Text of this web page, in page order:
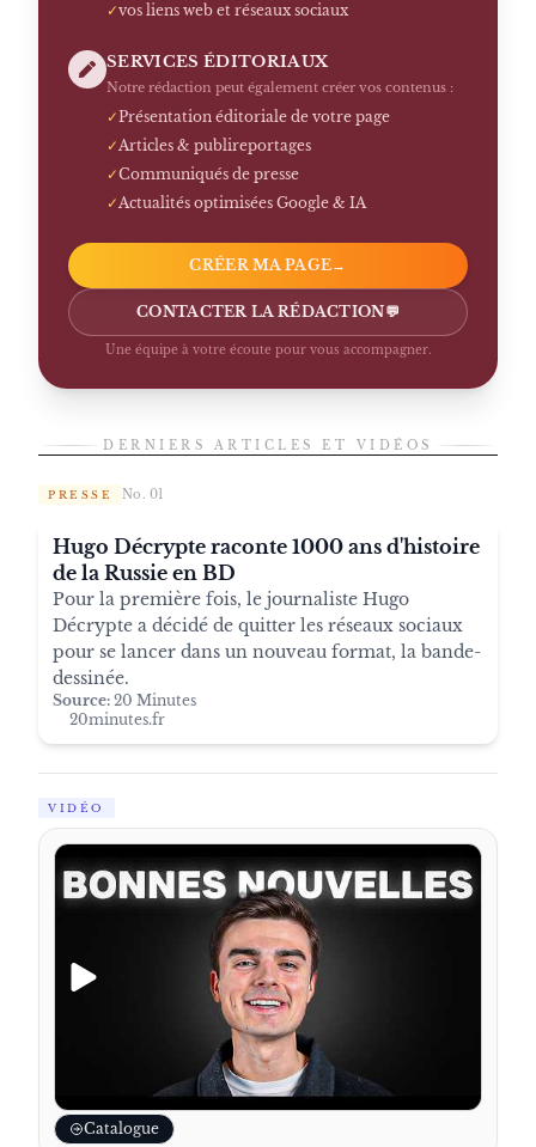
✓vos liens web et réseaux sociaux
SERVICES ÉDITORIAUX
Notre rédaction peut également créer vos contenus :
✓Présentation éditoriale de votre page
✓ Articles & publireportages
✓Communiqués de presse
✓ Actualités optimisées Google & IA
CRÉER MA PAGE→
CONTACTER LA RÉDACTION💬
Une équipe à votre écoute pour vous accompagner.
DERNIERS ARTICLES ET VIDÉOS
PRESSE No. 01
Hugo Décrypte raconte 1000 ans d'histoire
de la Russie en BD
Pour la première fois, le journaliste Hugo
Décrypte a décidé de quitter les réseaux sociaux
pour se lancer dans un nouveau format, la bande-
dessinée.
Source: 20 Minutes
20minutes.fr
VIDÉO
Catalogue